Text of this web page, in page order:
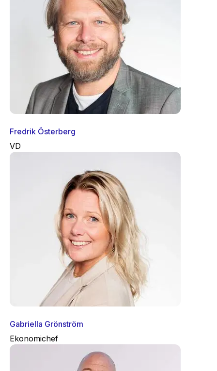
Fredrik Österberg
VD
Gabriella Grönström
Ekonomichef